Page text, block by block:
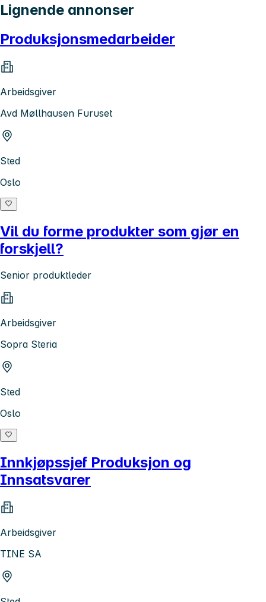
Lignende annonser
Produksjonsmedarbeider
Arbeidsgiver
Avd Møllhausen Furuset
Sted
Oslo
Vil du forme produkter som gjør en
forskjell?
Senior produktleder
Arbeidsgiver
Sopra Steria
Sted
Oslo
Innkjøpssjef Produksjon og
Innsatsvarer
Arbeidsgiver
TINE SA